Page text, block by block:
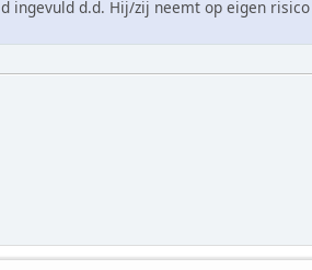
ingevuld d.d. Hij/zij neemt op eigen